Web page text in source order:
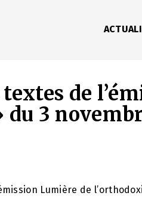
de
du 3
Lumière de